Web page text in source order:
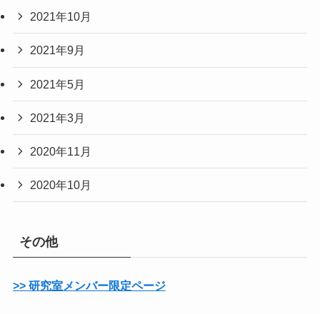
2021年10月
2021年9月
2021年5月
2021年3月
2020年11月
2020年10月
その他
>> 研究室メンバー限定ページ